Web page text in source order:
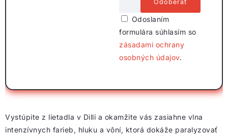
Odoslaním
formulára súhlasím so
zásadami ochrany
osobných údajov.
Vystúpite z lietadla v Dillí a okamžite vás zasiahne vlna
intenzívnych farieb, hluku a vôní, ktorá dokáže paralyzovať